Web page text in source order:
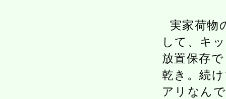
実家荷物
して、キ
放置保存
乾き。続
アリなん